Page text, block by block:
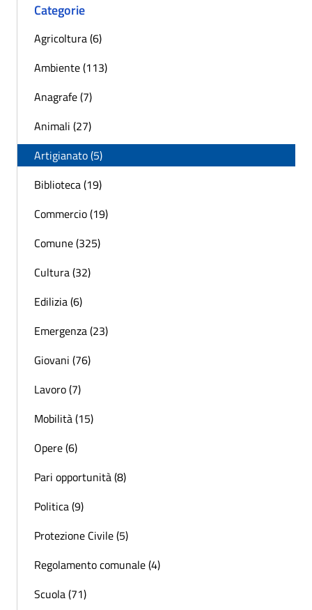
Categorie
Agricoltura (6)
Ambiente (113)
Anagrafe (7)
Animali (27)
Artigianato (5)
Biblioteca (19)
Commercio (19)
Comune (325)
Cultura (32)
Edilizia (6)
Emergenza (23)
Giovani (76)
Lavoro (7)
Mobilità (15)
Opere (6)
Pari opportunità (8)
Politica (9)
Protezione Civile (5)
Regolamento comunale (4)
Scuola (71)